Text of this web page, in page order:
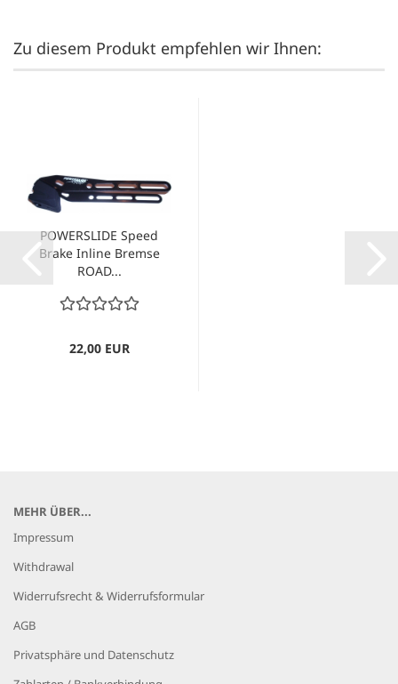
Zu diesem Produkt empfehlen wir Ihnen:
POWERSLIDE Speed
Brake Inline Bremse
ROAD...
22,00 EUR
MEHR ÜBER...
Impressum
Withdrawal
Widerrufsrecht & Widerrufsformular
AGB
Privatsphäre und Datenschutz